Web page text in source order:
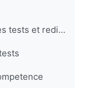
3.4 Contruire des tests et rediger des questions pour EC